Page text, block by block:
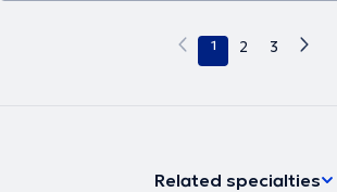
1 2 3
Related specialties